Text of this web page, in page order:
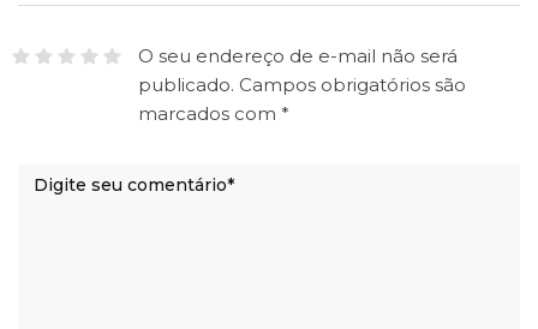
O seu endereço de e-mail não será
publicado. Campos obrigatórios são
marcados com *